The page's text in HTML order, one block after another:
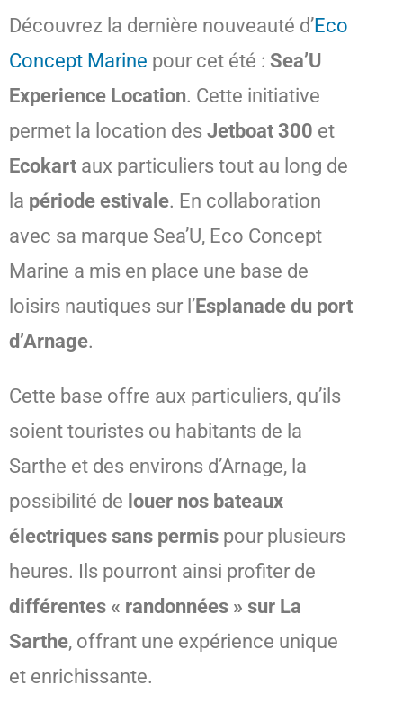
Découvrez la dernière nouveauté d’Eco
Concept Marine pour cet été : Sea’U
Experience Location. Cette initiative
permet la location des Jetboat 300 et
Ecokart aux particuliers tout au long de
la période estivale. En collaboration
avec sa marque Sea’U, Eco Concept
Marine a mis en place une base de
loisirs nautiques sur l’Esplanade du port
d’Arnage.
Cette base offre aux particuliers, qu’ils
soient touristes ou habitants de la
Sarthe et des environs d’Arnage, la
possibilité de louer nos bateaux
électriques sans permis pour plusieurs
heures. Ils pourront ainsi profiter de
différentes « randonnées » sur La
Sarthe, offrant une expérience unique
et enrichissante.